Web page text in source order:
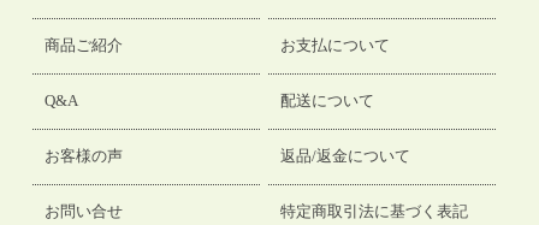
商品ご紹介
Q&A
お客様の声
お問い合せ
お支払について
配送について
返品/返金について
特定商取引法に基づく表記